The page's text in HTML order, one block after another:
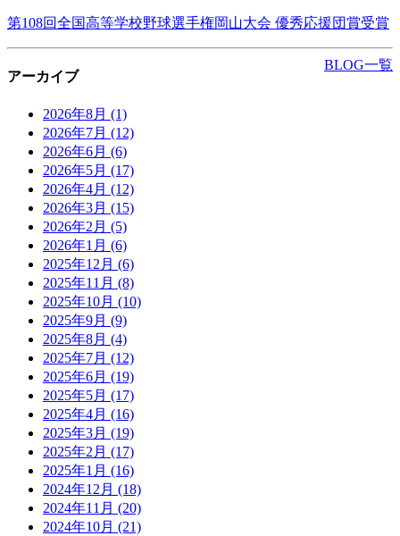
第108回全国高等学校野球選手権岡山大会 優秀応援団賞受賞
BLOG一覧
アーカイブ
2026年8月 (1)
2026年7月 (12)
2026年6月 (6)
2026年5月 (17)
2026年4月 (12)
2026年3月 (15)
2026年2月 (5)
2026年1月 (6)
2025年12月 (6)
2025年11月 (8)
2025年10月 (10)
2025年9月 (9)
2025年8月 (4)
2025年7月 (12)
2025年6月 (19)
2025年5月 (17)
2025年4月 (16)
2025年3月 (19)
2025年2月 (17)
2025年1月 (16)
2024年12月 (18)
2024年11月 (20)
2024年10月 (21)